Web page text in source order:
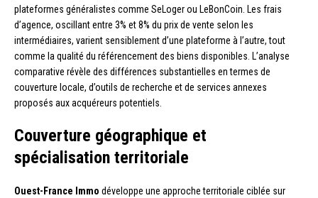
plateformes généralistes comme SeLoger ou LeBonCoin. Les frais
d’agence, oscillant entre 3% et 8% du prix de vente selon les
intermédiaires, varient sensiblement d’une plateforme à l’autre, tout
comme la qualité du référencement des biens disponibles. L’analyse
comparative révèle des différences substantielles en termes de
couverture locale, d’outils de recherche et de services annexes
proposés aux acquéreurs potentiels.
Couverture géographique et
spécialisation territoriale
Ouest-France Immo développe une approche territoriale ciblée sur